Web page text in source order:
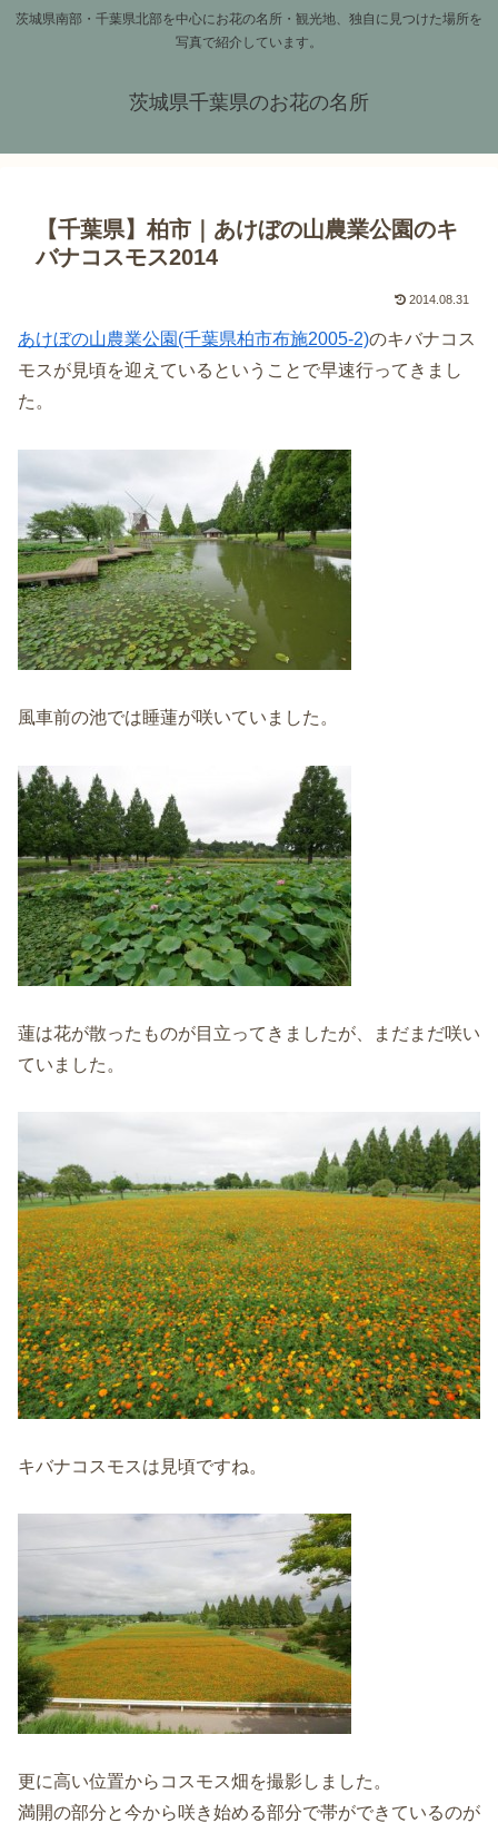
茨城県南部・千葉県北部を中心にお花の名所・観光地、独自に見つけた場所を
写真で紹介しています。
茨城県千葉県のお花の名所
【千葉県】柏市｜あけぼの山農業公園のキ
バナコスモス2014
2014.08.31
あけぼの山農業公園(千葉県柏市布施2005-2)のキバナコス
モスが見頃を迎えているということで早速行ってきまし
た。
風車前の池では睡蓮が咲いていました。
蓮は花が散ったものが目立ってきましたが、まだまだ咲い
ていました。
キバナコスモスは見頃ですね。
更に高い位置からコスモス畑を撮影しました。
満開の部分と今から咲き始める部分で帯ができているのが